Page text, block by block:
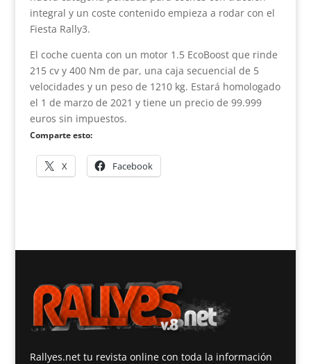
integral y un coste contenido empieza a rodar con el
Fiesta Rally3.
El coche cuenta con un motor 1.5 EcoBoost que rinde
215 cv y 400 Nm de par, una caja secuencial de 5
velocidades y un peso de 1210 kg. Estará homologado
el 1 de marzo de 2021 y tiene un precio de 99.999
euros sin impuestos.
Comparte esto:
X Facebook
Rallyes.net tu revista online con toda la información